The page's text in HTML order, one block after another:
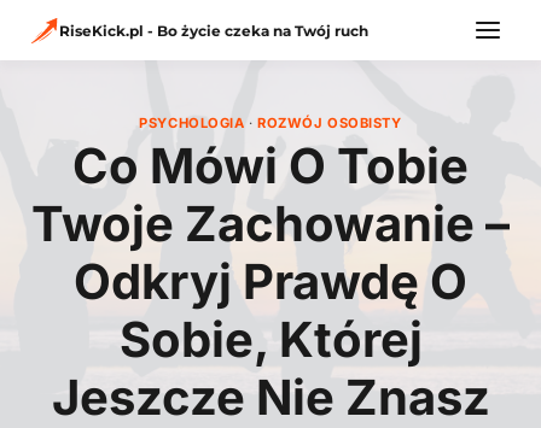
RiseKick.pl - Bo życie czeka na Twój ruch
PSYCHOLOGIA ·ROZWÓJ OSOBISTY
Co Mówi O Tobie
Twoje Zachowanie –
Odkryj Prawdę O
Sobie, Której
Jeszcze Nie Znasz